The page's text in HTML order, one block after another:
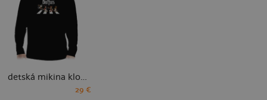
detská mikina klokanka
29 €